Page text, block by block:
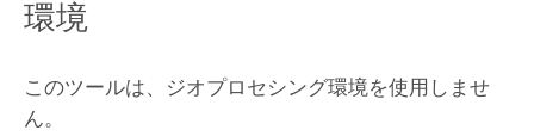
環境
このツールは、ジオプロセシング環境を使用しませ
ん。